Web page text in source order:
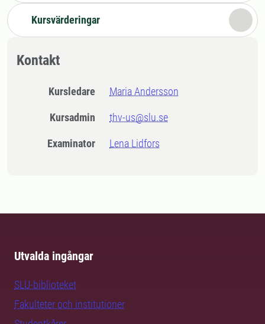
Kursvärderingar
Kontakt
Kursledare Maria Andersson
Kursadmin thv-us@slu.se
Examinator Lena Lidfors
Utvalda ingångar
SLU-biblioteket
Fakulteter och institutioner